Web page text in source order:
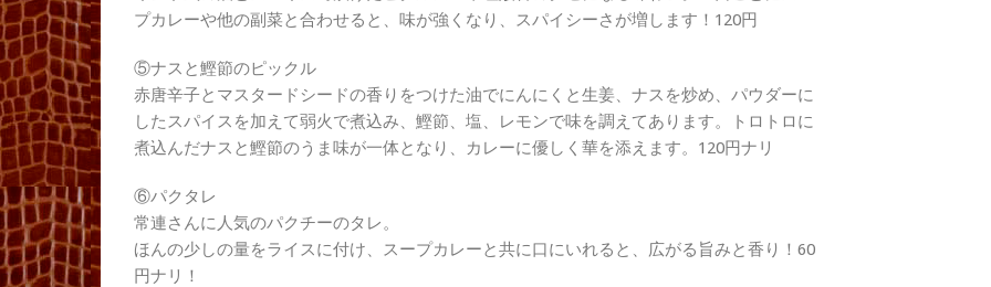
プカレーや他の副菜と合わせると、味が強くなり、スパイシーさが増します！120円
⑤ナスと鰹節のピックル
赤唐辛子とマスタードシードの香りをつけた油でにんにくと生姜、ナスを炒め、パウダーに
したスパイスを加えて弱火で煮込み、鰹節、塩、レモンで味を調えてあります。トロトロに
煮込んだナスと鰹節のうま味が一体となり、カレーに優しく華を添えます。120円ナリ
⑥パクタレ
常連さんに人気のパクチーのタレ。
ほんの少しの量をライスに付け、スープカレーと共に口にいれると、広がる旨みと香り！60
円ナリ！